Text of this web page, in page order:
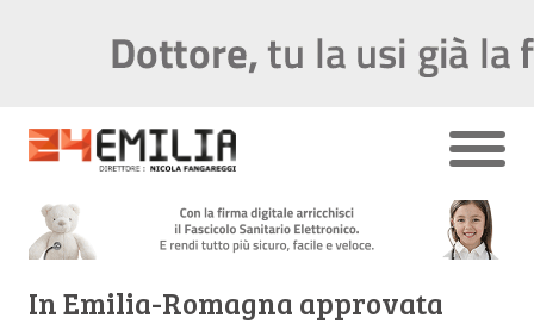
In Emilia-Romagna approvata